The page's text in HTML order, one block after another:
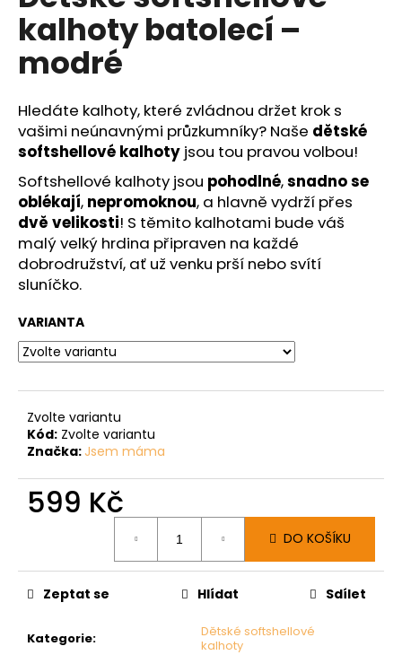
0,0
5
hvězdiček.
kalhoty batolecí –
modré
Hledáte kalhoty, které zvládnou držet krok s
vašimi neúnavnými průzkumníky? Naše dětské
softshellové kalhoty jsou tou pravou volbou!
Softshellové kalhoty jsou pohodlné,snadno se
oblékají, nepromoknou, a hlavně vydrží přes
dvě velikosti! S těmito kalhotami bude váš
malý velký hrdina připraven na každé
dobrodružství, ať už venku prší nebo svítí
sluníčko.
VARIANTA
Zvolte variantu
Kód: Zvolte variantu
Značka: Jsem máma
599 Kč
DO KOŠÍKU
Kategorie:
Dětské softshellové
kalhoty
Zeptat se Hlídat Sdílet
u
j
e
m
e